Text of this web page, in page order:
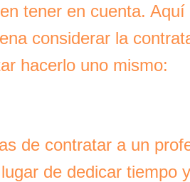
tener en cuenta. Aquí
considerar la
hacerlo uno mismo:
de contratar a un
de dedicar tiempo